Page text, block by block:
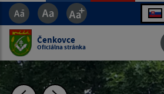
Čenkovce
Oficiálna stránka